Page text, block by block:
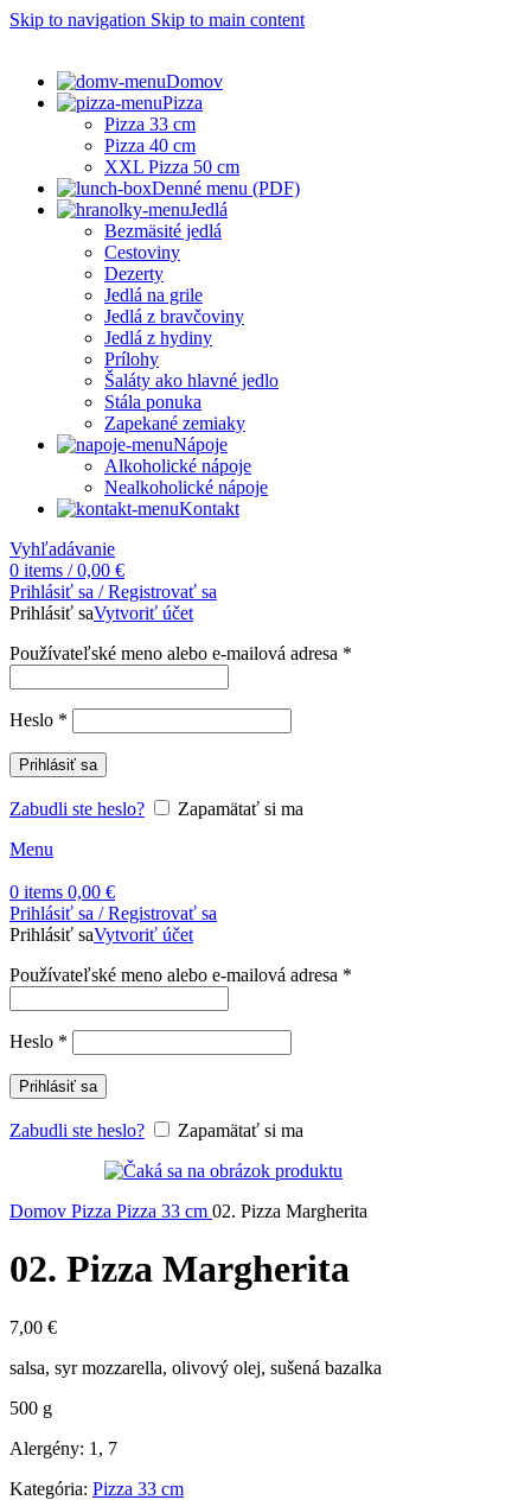
Skip to navigation Skip to main content
Domov
Pizza
Pizza 33 cm
Pizza 40 cm
XXL Pizza 50 cm
Denné menu (PDF)
Jedlá
Bezmäsité jedlá
Cestoviny
Dezerty
Jedlá na grile
Jedlá z bravčoviny
Jedlá z hydiny
Prílohy
Šaláty ako hlavné jedlo
Stála ponuka
Zapekané zemiaky
Nápoje
Alkoholické nápoje
Nealkoholické nápoje
Kontakt
Vyhľadávanie
0 items / 0,00 €
Prihlásiť sa / Registrovať sa
Prihlásiť saVytvoriť účet
Používateľské meno alebo e-mailová adresa *
Heslo *
Prihlásiť sa
Zabudli ste heslo?
Zapamätať si ma
Menu
0 items 0,00 €
Prihlásiť sa / Registrovať sa
Prihlásiť saVytvoriť účet
Používateľské meno alebo e-mailová adresa *
Heslo *
Prihlásiť sa
Zabudli ste heslo? Zapamätať si ma
Domov Pizza Pizza 33 cm 02. Pizza Margherita
02. Pizza Margherita
7,00 €
salsa, syr mozzarella, olivový olej, sušená bazalka
500 g
Alergény: 1, 7
Kategória: Pizza 33 cm